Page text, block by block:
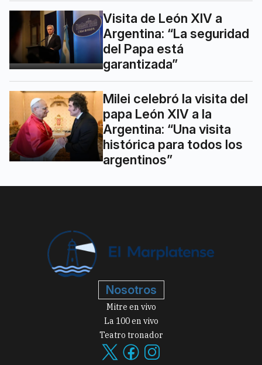
Visita de León XIV a
Argentina: “La seguridad
del Papa está
garantizada”
Milei celebró la visita del
papa León XIV a la
Argentina: “Una visita
histórica para todos los
argentinos”
Nosotros
Mitre en vivo
La 100 en vivo
Teatro tronador